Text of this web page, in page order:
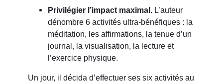
Privilégier l’impact maximal. L’auteur
dénombre 6 activités ultra-bénéfiques : la
méditation, les affirmations, la tenue d’un
journal, la visualisation, la lecture et
l’exercice physique.
Un jour, il décida d’effectuer ses six activités au